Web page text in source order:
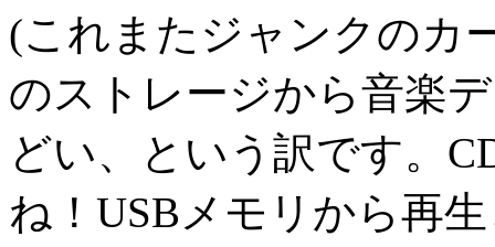
(これまたジャンクのカ
のストレージから音楽
どい、という訳です。
ね！USBメモリから再